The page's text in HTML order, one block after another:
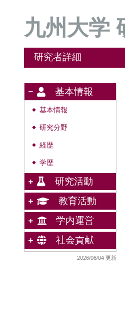
九州大学
研究者詳細
基本情報
◆ 基本情報
◆ 研究分野
◆ 経歴
◆ 学歴
研究活動
教育活動
学内運営
社会貢献
2026/06/04 更新